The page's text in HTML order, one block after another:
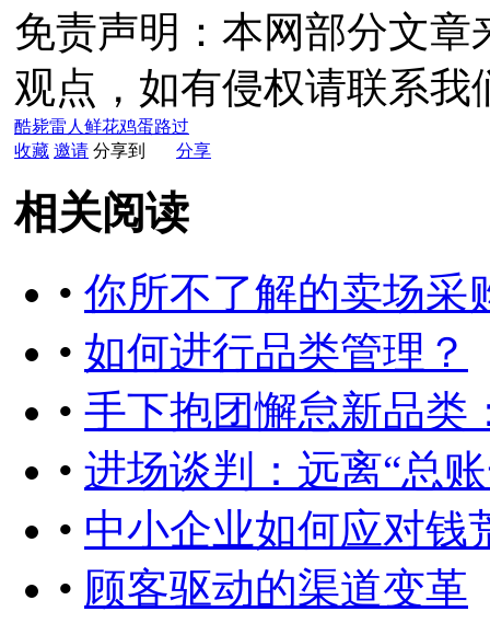
免责声明：本网部分文
观点，如有侵权请联系我
酷毙雷人 鲜花鸡蛋路过
收藏 邀请 分享到 分享
相关阅读
• 你所不了解的卖场采
• 如何进行品类管理？
• 手下抱团懈怠新品类
• 进场谈判：远离“总
• 中小企业如何应对钱
• 顾客驱动的渠道变革